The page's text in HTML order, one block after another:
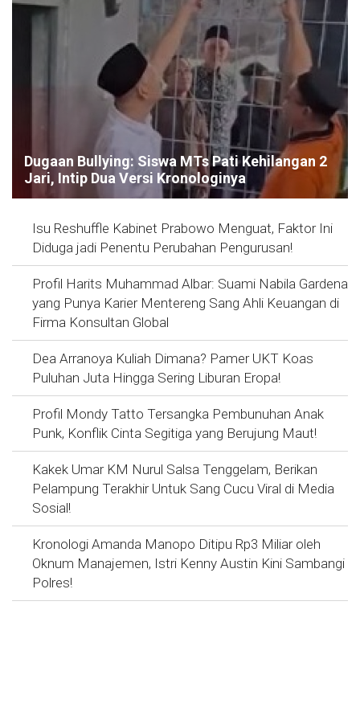
Dugaan Bullying: Siswa MTs Pati Kehilangan 2
Jari, Intip Dua Versi Kronologinya
Isu Reshuffle Kabinet Prabowo Menguat, Faktor Ini
Diduga jadi Penentu Perubahan Pengurusan!
Profil Harits Muhammad Albar: Suami Nabila Gardena
yang Punya Karier Mentereng Sang Ahli Keuangan di
Firma Konsultan Global
Dea Arranoya Kuliah Dimana? Pamer UKT Koas
Puluhan Juta Hingga Sering Liburan Eropa!
Profil Mondy Tatto Tersangka Pembunuhan Anak
Punk, Konflik Cinta Segitiga yang Berujung Maut!
Kakek Umar KM Nurul Salsa Tenggelam, Berikan
Pelampung Terakhir Untuk Sang Cucu Viral di Media
Sosial!
Kronologi Amanda Manopo Ditipu Rp3 Miliar oleh
Oknum Manajemen, Istri Kenny Austin Kini Sambangi
Polres!